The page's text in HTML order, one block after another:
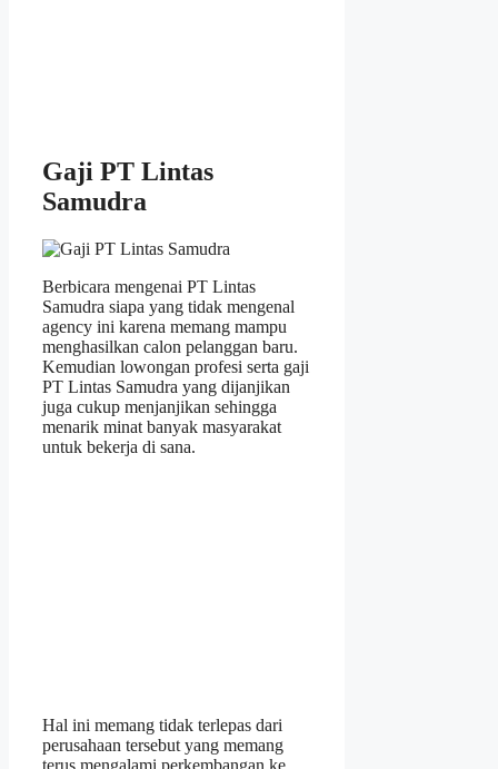
Gaji PT Lintas
Samudra
Berbicara mengenai PT Lintas
Samudra siapa yang tidak mengenal
agency ini karena memang mampu
menghasilkan calon pelanggan baru.
Kemudian lowongan profesi serta gaji
PT Lintas Samudra yang dijanjikan
juga cukup menjanjikan sehingga
menarik minat banyak masyarakat
untuk bekerja di sana.
Hal ini memang tidak terlepas dari
perusahaan tersebut yang memang